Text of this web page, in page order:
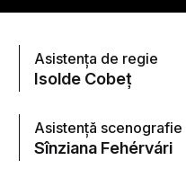
Asistenţa de regie
Isolde Cobeţ
Asistenţă scenografie
Sînziana Fehérvári